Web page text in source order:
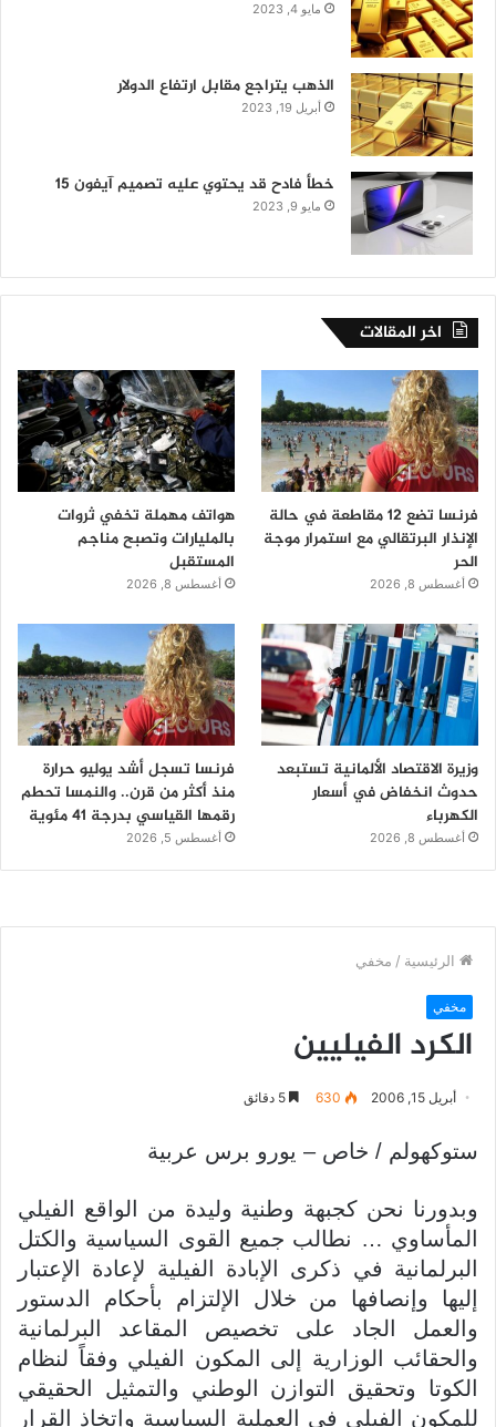
مايو 4, 2023
الذهب يتراجع مقابل ارتفاع الدولار
أبريل 19, 2023
خطأ فادح قد يحتوي عليه تصميم آيفون 15
مايو 9, 2023
اخر المقالات
فرنسا تضع 12 مقاطعة في حالة
الإنذار البرتقالي مع استمرار موجة
الحر
أغسطس 8, 2026
هواتف مهملة تخفي ثروات
بالمليارات وتصبح مناجم
المستقبل
أغسطس 8, 2026
وزيرة الاقتصاد الألمانية تستبعد
حدوث انخفاض في أسعار
الكهرباء
أغسطس 8, 2026
فرنسا تسجل أشد يوليو حرارة
منذ أكثر من قرن.. والنمسا تحطم
رقمها القياسي بدرجة 41 مئوية
أغسطس 5, 2026